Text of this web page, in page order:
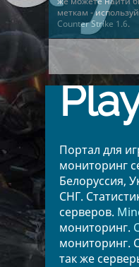
меткам -
Counter Strike 1.6.
Портал для
мониторинг
Белоруссия,
СНГ.
серверов.
мониторинг.
мониторинг.
так же